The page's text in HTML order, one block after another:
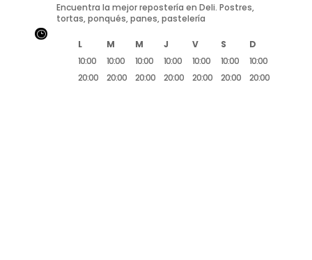
Encuentra la mejor repostería en Deli. Postres,
tortas, ponqués, panes, pastelería
L M M J V S
D
10:00
20:00
10:00
20:00
10:00
20:00
10:00
20:00
10:00
20:00
10:00
20:00
10:00
20:00
}